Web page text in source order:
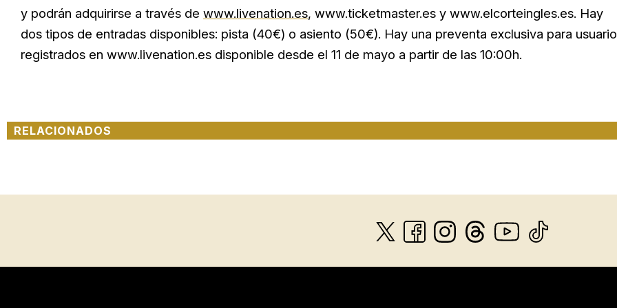
y podrán adquirirse a través de www.livenation.es, www.ticketmaster.es y www.elcorteingles.es. Hay
dos tipos de entradas disponibles: pista (40€) o asiento (50€). Hay una preventa exclusiva para
registrados en www.livenation.es disponible desde el 11 de mayo a partir de las 10:00h.
RELACIONADOS